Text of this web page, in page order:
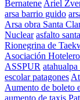
Bernatene Ariel
arsa barrio guido
Arsa obra Santa
Nuclear asfalto
Rionegrina de
Asociación
ASSPUR
escolar patagones
Aumento de boleto
aumento de taxis